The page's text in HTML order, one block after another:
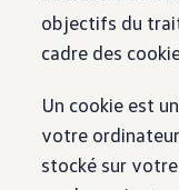
Clients
Électromobilité
Solutions
Technologie
objectifs du
cadre des
Un cookie est
votre
stocké sur